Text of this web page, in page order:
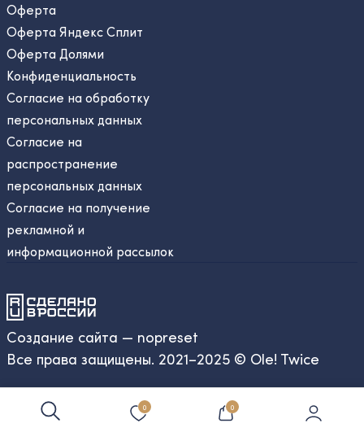
0 0
Оферта
Оферта Яндекс Сплит
Оферта Долями
Конфиденциальность
Согласие на обработку
персональных данных
Согласие на
распространение
персональных данных
Согласие на получение
рекламной и
информационной рассылок
Создание сайта — nopreset
Все права защищены. 2021–2025 © Ole! Twice